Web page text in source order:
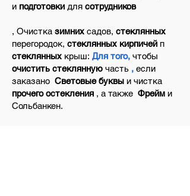
и подготовки для сотрудников
, Очистка зимних садов, стеклянных
перегородок, стеклянных кирпичей п
стеклянных крыш: Для того, чтобы
очистить стеклянную часть , если
заказано Световые буквы и чистка
прочего остекления , а также Фрейм и
Сольбанкен.